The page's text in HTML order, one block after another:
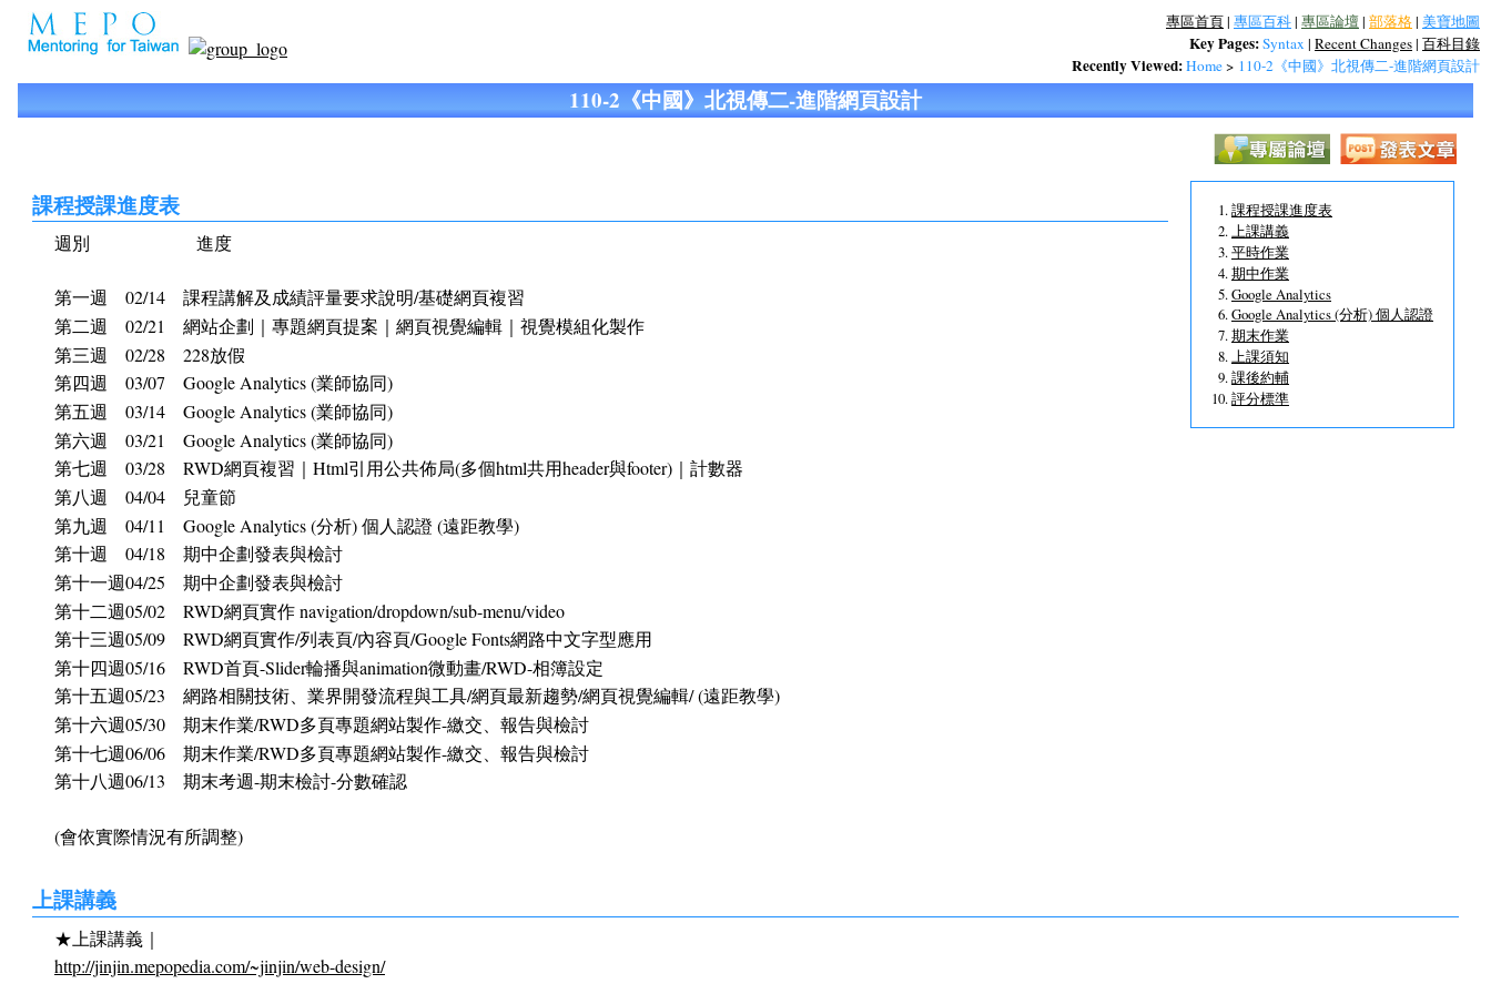
專區首頁| 專區百科| 專區論壇| 部落格| 美寶地圖
Key Pages:Syntax | Recent Changes| 百科目錄
Recently Viewed:Home> 110-2《中國》北視傳二-進階網頁設計
110-2《中國》北視傳二-進階網頁設計
課程授課進度表
上課講義
平時作業
期中作業
Google Analytics
Google Analytics (分析) 個人認證
期末作業
上課須知
課後約輔
評分標準
課程授課進度表
週別 進度
第一週 02/14 課程講解及成績評量要求說明/基礎網頁複習
第二週 02/21 網站企劃｜專題網頁提案｜網頁視覺編輯｜視覺模組化製作
第三週 02/28 228放假
第四週 03/07 Google Analytics (業師協同)
第五週 03/14 Google Analytics (業師協同)
第六週 03/21 Google Analytics (業師協同)
第七週 03/28 RWD網頁複習｜Html引用公共佈局(多個html共用header與footer)｜計數器
第八週 04/04 兒童節
第九週 04/11 Google Analytics (分析) 個人認證 (遠距教學)
第十週 04/18 期中企劃發表與檢討
第十一週04/25 期中企劃發表與檢討
第十二週05/02 RWD網頁實作 navigation/dropdown/sub-menu/video
第十三週05/09 RWD網頁實作/列表頁/內容頁/Google Fonts網路中文字型應用
第十四週05/16 RWD首頁-Slider輪播與animation微動畫/RWD-相簿設定
第十五週05/23 網路相關技術、業界開發流程與工具/網頁最新趨勢/網頁視覺編輯/ (遠距教學)
第十六週05/30 期末作業/RWD多頁專題網站製作-繳交、報告與檢討
第十七週06/06 期末作業/RWD多頁專題網站製作-繳交、報告與檢討
第十八週06/13 期末考週-期末檢討-分數確認
(會依實際情況有所調整)
上課講義
★上課講義｜
http://jinjin.mepopedia.com/~jinjin/web-design/